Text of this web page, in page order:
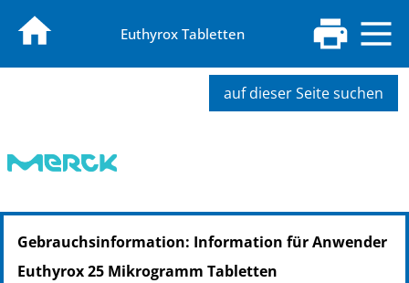
Euthyrox Tabletten
auf dieser Seite suchen
PZN: 02050692
PPN: 110205069238
NTIN: 04150020506924
Gebrauchsinformation: Information für Anwender
Euthyrox 25 Mikrogramm Tabletten